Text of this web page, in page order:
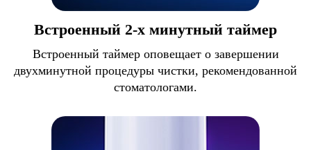
Встроенный 2-х минутный таймер
Встроенный таймер оповещает о завершении
двухминутной процедуры чистки, рекомендованной
стоматологами.